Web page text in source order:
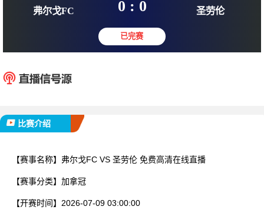
2026-07-09 03:00:00
0 : 0
比赛介绍
【赛事名称】 弗尔戈FC VS 圣劳伦 免费高清在线直播
【赛事分类】 加拿冠
【开赛时间】 2026-07-09 03:00:00